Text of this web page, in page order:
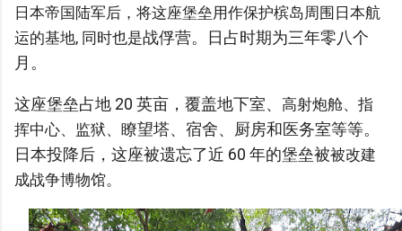
日本帝国陆军后，将这座堡垒用作保护槟岛周围日本航
运的基地, 同时也是战俘营。日占时期为三年零八个
月。
这座堡垒占地 20 英亩，覆盖地下室、 高射炮舱、指
挥中心、监狱、 瞭望塔、宿舍、厨房和医务室等等。
日本投降后，这座被遗忘了近 60 年的堡垒被被改建
成战争博物馆。